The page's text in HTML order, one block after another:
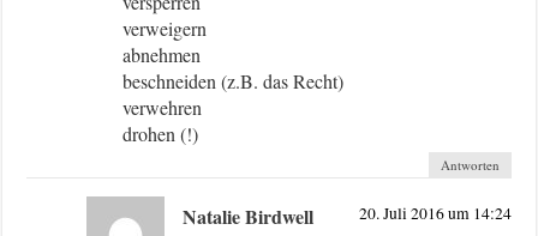
verweigern
abnehmen
beschneiden (z.B. das Recht)
verwehren
drohen (!)
Antworten
Natalie Birdwell 20. Juli 2016 um 14:24